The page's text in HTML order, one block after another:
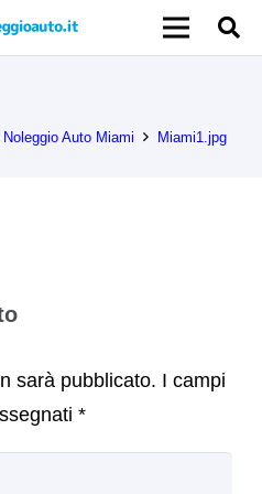
Noleggio Auto Miami Miami1.jpg
sarà pubblicato. I campi
*